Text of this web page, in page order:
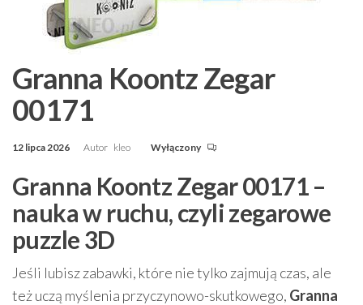
Granna Koontz Zegar
00171
12 lipca 2026 Autor kleo Wyłączony
Granna Koontz Zegar 00171 –
nauka w ruchu, czyli zegarowe
puzzle 3D
Jeśli lubisz zabawki, które nie tylko zajmują czas, ale
też uczą myślenia przyczynowo-skutkowego, Granna